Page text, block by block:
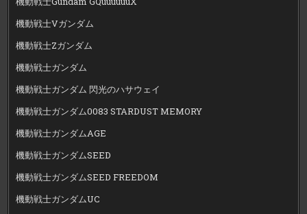
機動戦士Vガンダム
機動戦士Zガンダム
機動戦士ガンダム
機動戦士ガンダム 閃光のハサウェイ
機動戦士ガンダム0083 STARDUST MEMORY
機動戦士ガンダムAGE
機動戦士ガンダムSEED
機動戦士ガンダムSEED FREEDOM
機動戦士ガンダムUC